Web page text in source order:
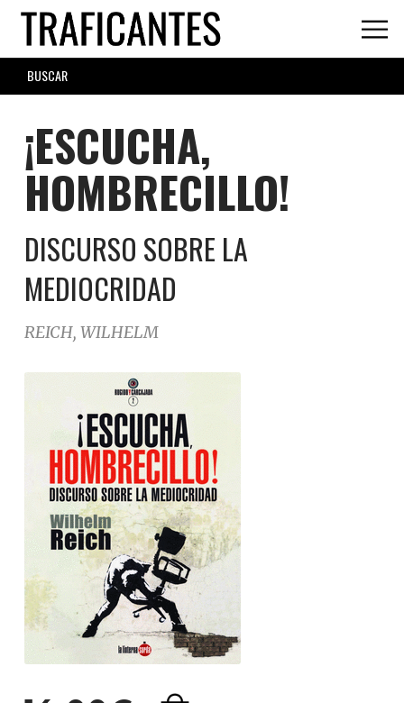
Skip
main
content
SEARCH
FORM
¡ESCUCHA,
HOMBRECILLO!
DISCURSO SOBRE LA
MEDIOCRIDAD
REICH, WILHELM